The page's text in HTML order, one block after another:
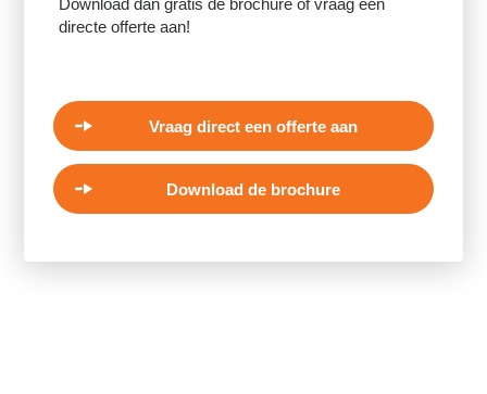
Download dan gratis de brochure of vraag een
directe offerte aan!
Vraag direct een offerte aan
Download de brochure